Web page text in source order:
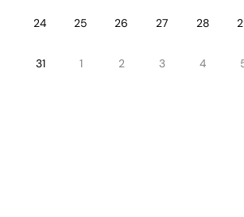
24 25 26 27 28
31 1 2 3 4